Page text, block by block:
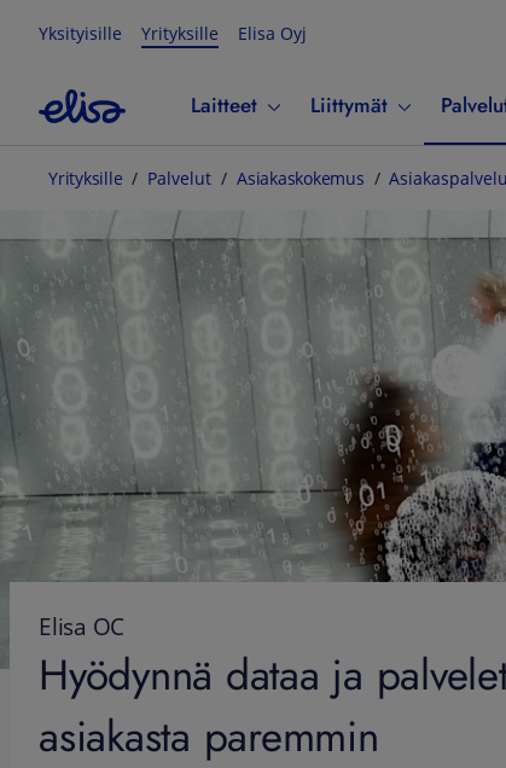
Yksityisille Yrityksille Elisa Oyj
Laitteet Liittymät
Yrityksille Palvelut Asiakaskokemus
Elisa OC
Hyödynnä dataa ja
asiakasta paremmin